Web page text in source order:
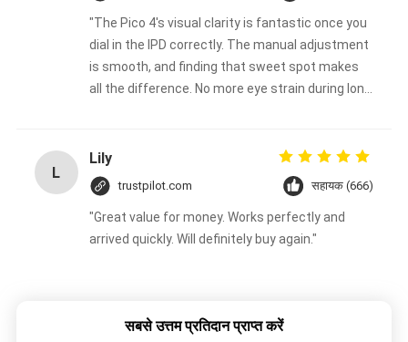
"The Pico 4's visual clarity is fantastic once you
dial in the IPD correctly. The manual adjustment
is smooth, and finding that sweet spot makes
all the difference. No more eye strain during long
fantastic once you dial in the IPD correctly. The
manual adjustment is smooth, and finding that
sweet spot makes all the difference. No more
eye strain during long sessions. Highly
recommend taking the time to set it up
spot makes all the difference. No more eye
L
Lily
trustpilot.com सहायक (666)
"Great value for money. Works perfectly and
arrived quickly. Will definitely buy again."
सबसे उत्तम प्रतिदान प्राप्त करें